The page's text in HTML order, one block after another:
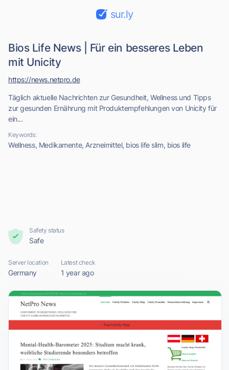
sur.ly
Bios Life News | Für ein besseres Leben
mit Unicity
Täglich aktuelle Nachrichten zur Gesundheit, Wellness und Tipps
zur gesunden Ernährung mit Produktempfehlungen von Unicity für
ein...
Keywords:
Wellness, Medikamente, Arzneimittel, bios life slim, bios life
https://news.netpro.de
Safety status
Safe
Server location
Germany
Latest check
1 year ago